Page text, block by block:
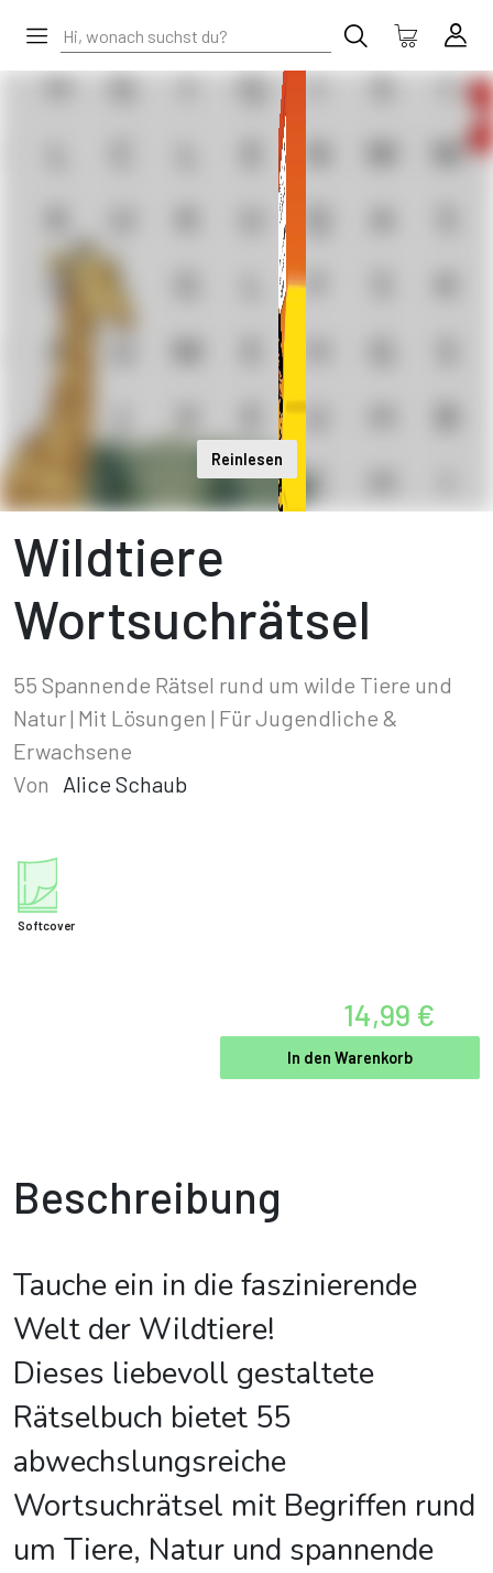
Reinlesen
Wildtiere
Wortsuchrätsel
55 Spannende Rätsel rund um wilde Tiere und
Natur | Mit Lösungen | Für Jugendliche &
Erwachsene
Von
Alice Schaub
Softcover
14,99 €
In den Warenkorb
Beschreibung
Tauche ein in die faszinierende
Welt der Wildtiere!
Dieses liebevoll gestaltete
Rätselbuch bietet 55
abwechslungsreiche
Wortsuchrätsel mit Begriffen rund
um Tiere, Natur und spannende